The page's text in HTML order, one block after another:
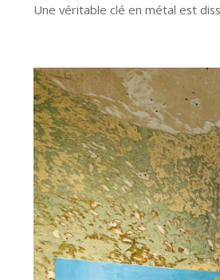
Une véritable clé en métal est